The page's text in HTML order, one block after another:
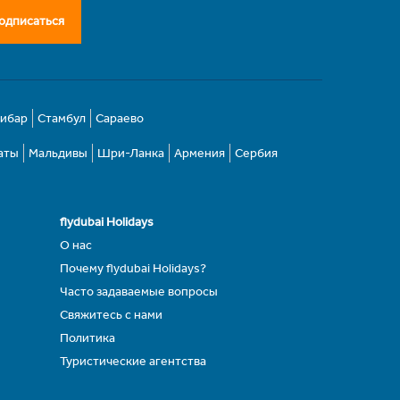
Стамбул Сараево
Мальдивы Шри-Ланка Армения Сербия
flydubai Holidays
О нас
Почему flydubai Holidays?
Часто задаваемые вопросы
Свяжитесь с нами
Политика
Туристические агентства